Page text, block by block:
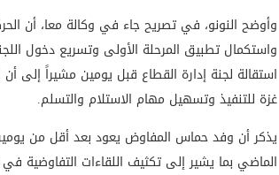
وأوضح النونو، في تصريح جاء في وكالة معا، أن
واستكمال تطبيق المرحلة الأولى وتسريع دخول
استقالة لجنة إدارة القطاع قبل يومين مشيراً إلى
غزة للتنفيذ وتسهيل مهام الاستلام والتسلم.
يذكر أن وفد حماس المفاوض يعود بعد أقل من
الماضي بما يشير إلى تكثيف اللقاءات التفاوضية